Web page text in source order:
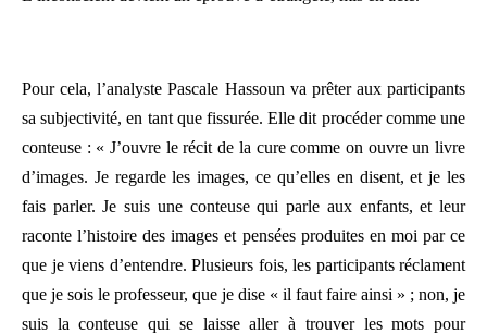
Pour cela, l’analyste Pascale Hassoun va prêter aux participants
sa subjectivité, en tant que fissurée. Elle dit procéder comme une
conteuse : « J’ouvre le récit de la cure comme on ouvre un livre
d’images. Je regarde les images, ce qu’elles en disent, et je les
fais parler. Je suis une conteuse qui parle aux enfants, et leur
raconte l’histoire des images et pensées produites en moi par ce
que je viens d’entendre. Plusieurs fois, les participants réclament
que je sois le professeur, que je dise « il faut faire ainsi » ; non, je
suis la conteuse qui se laisse aller à trouver les mots pour